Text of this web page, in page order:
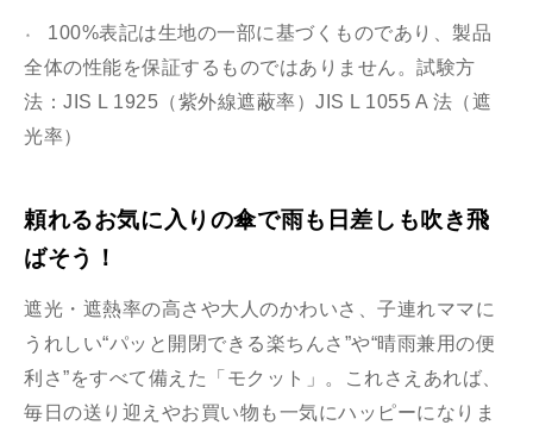
＊ 100%表記は生地の一部に基づくものであり、 製品
全体の性能を保証するものではありません。試験方
法：JIS L 1925（紫外線遮蔽率）JIS L 1055 A 法（遮
光率）
頼れるお気に入りの傘で雨も日差しも吹き飛
ばそう！
遮光・遮熱率の高さや大人のかわいさ、子連れママに
うれしい“パッと開閉できる楽ちんさ”や“晴雨兼用の便
利さ”をすべて備えた「モクット」。これさえあれば、
毎日の送り迎えやお買い物も一気にハッピーになりま